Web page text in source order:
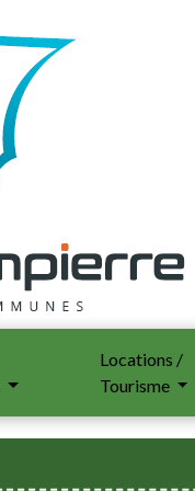
Locations /
Tourisme